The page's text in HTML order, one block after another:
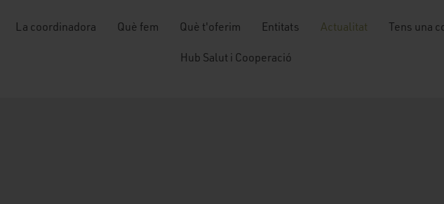
La coordinadora Què fem Què t'oferim Entitats Actualitat Tens una
Hub Salut i Cooperació